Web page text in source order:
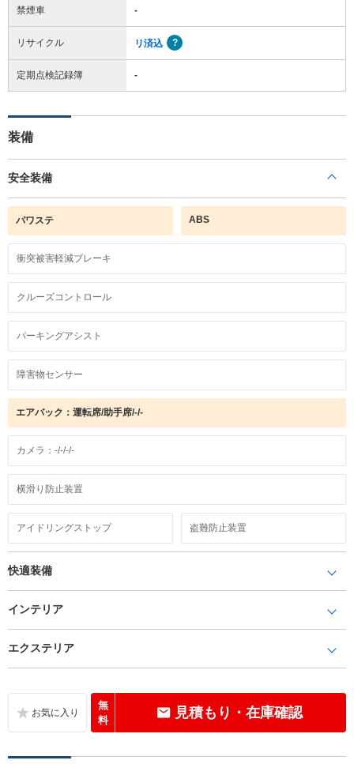
禁煙車 -
リサイクル リ済込
定期点検記録簿 -
装備
安全装備
パワステ ABS
衝突被害軽減ブレーキ
クルーズコントロール
パーキングアシスト
障害物センサー
エアバック：運転席/助手席/-/-
カメラ：-/-/-/-
横滑り防止装置
アイドリングストップ 盗難防止装置
快適装備
インテリア
エクステリア
無
料
見積もり・在庫確認